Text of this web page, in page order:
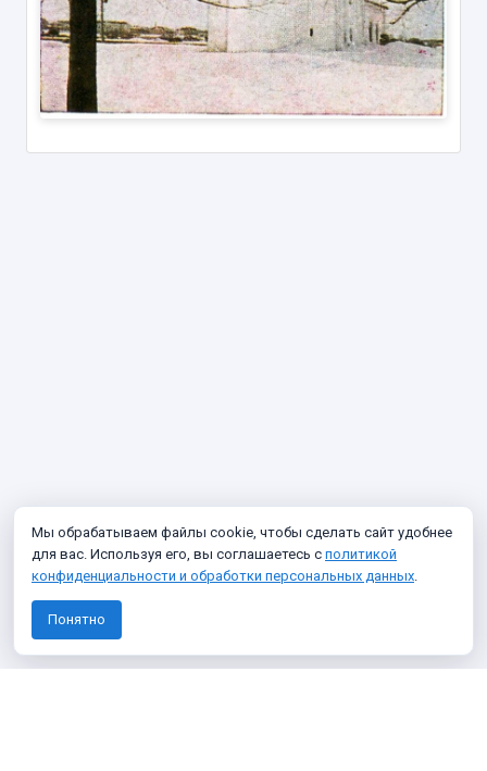
Мы обрабатываем файлы cookie, чтобы сделать сайт удобнее
для вас. Используя его, вы соглашаетесь с политикой
конфиденциальности и обработки персональных данных.
Понятно